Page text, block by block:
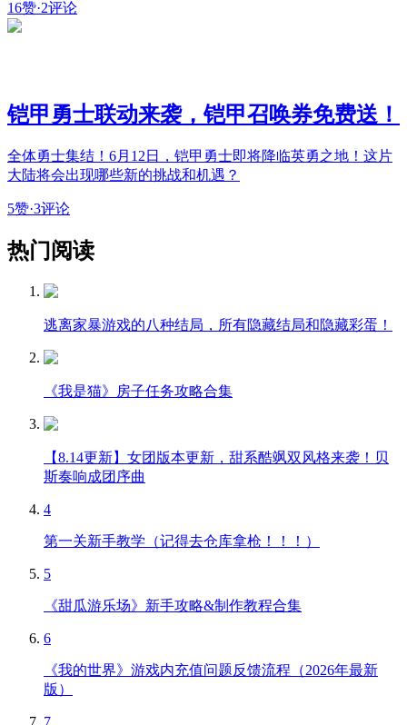
16赞·2评论
铠甲勇士联动来袭，铠甲召唤券免费送！
全体勇士集结！6月12日，铠甲勇士即将降临英勇之地！这片
大陆将会出现哪些新的挑战和机遇？
5赞·3评论
热门阅读
逃离家暴游戏的八种结局，所有隐藏结局和隐藏彩蛋！
《我是猫》房子任务攻略合集
【8.14更新】女团版本更新，甜系酷飒双风格来袭！贝
斯奏响成团序曲
4
第一关新手教学（记得去仓库拿枪！！！）
5
《甜瓜游乐场》新手攻略&制作教程合集
6
《我的世界》游戏内充值问题反馈流程（2026年最新
版）